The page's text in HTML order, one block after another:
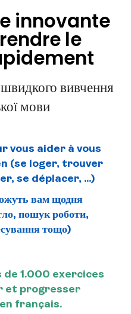
innovante
le
вивчення
мови
vous aider à vous
(se loger, trouver
se déplacer, …)
вам щодня
пошук роботи,
тощо)
1.000 exercices
et progresser
français.